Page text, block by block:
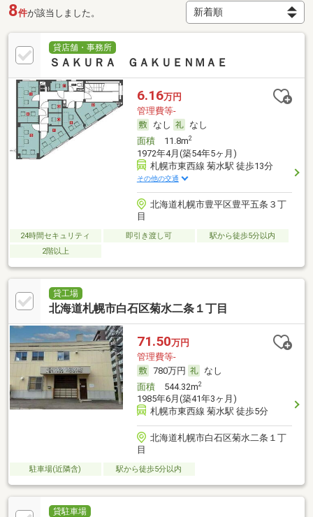
8件が該当しました。
貸店舗・事務所
ＳＡＫＵＲＡ ＧＡＫＵＥＮＭＡＥ
6.16万円
管理費等-
なし
なし
面積11.8m2
1972年4月(築54年5ヶ月)
札幌市東西線 菊水駅 徒歩13分
その他の交通
北海道札幌市豊平区豊平五条３丁
目
24時間セキュリティ 即引き渡し可
駅から徒歩5分以内
2階以上
貸工場
北海道札幌市白石区菊水二条１丁目
71.50万円
管理費等-
780万円
なし
面積544.32m2
1985年6月(築41年3ヶ月)
札幌市東西線 菊水駅 徒歩5分
北海道札幌市白石区菊水二条１丁
目
駐車場(近隣含) 駅から徒歩5分以内
貸駐車場